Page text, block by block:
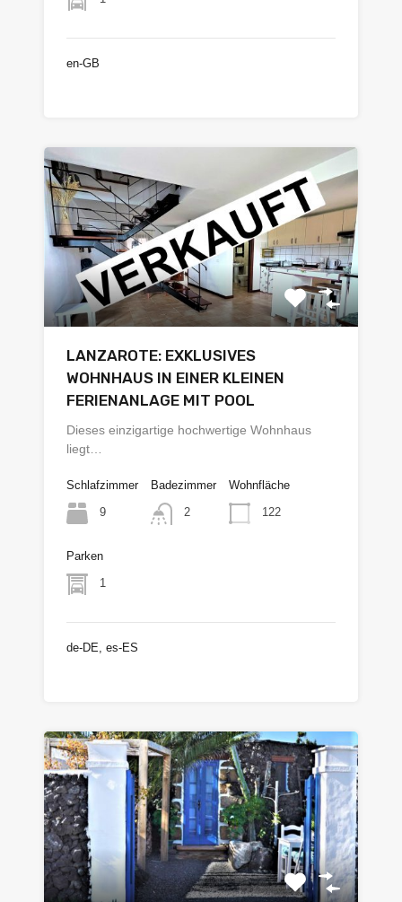
en-GB
LANZAROTE: EXKLUSIVES
WOHNHAUS IN EINER KLEINEN
FERIENANLAGE MIT POOL
Dieses einzigartige hochwertige Wohnhaus
liegt…
Schlafzimmer
9
Badezimmer
2
Wohnfläche
122
Parken
1
de-DE, es-ES